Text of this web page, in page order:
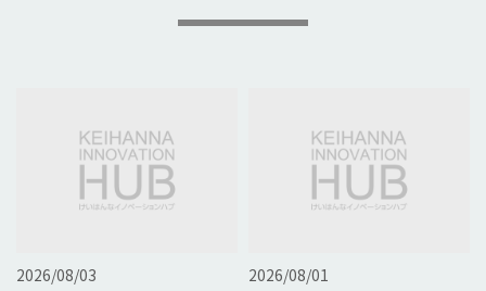
2026/08/03 2026/08/01